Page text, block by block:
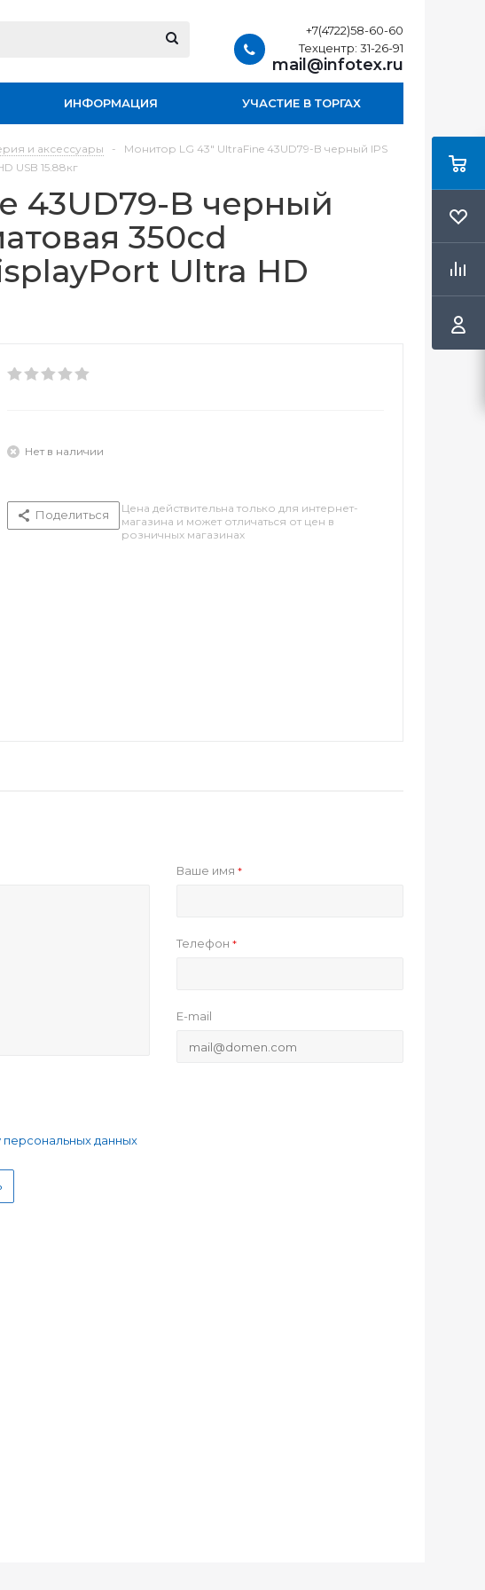
+7(4722)58-60-60
Техцентр: 31-26-91
mail@infotex.ru
ИНФОРМАЦИЯ УЧАСТИЕ В ТОРГАХ
и аксессуары -
Монитор LG 43" UltraFine 43UD79-B черный IPS
USB 15.88кг
43UD79-B черный
350cd
Ultra HD
Нет в наличии
Поделиться
Цена действительна только для интернет-
магазина и может отличаться от цен в
розничных магазинах
Ваше имя *
Телефон *
E-mail
персональных данных